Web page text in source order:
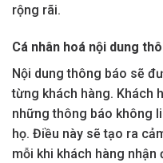
rộng rãi.
Cá nhân hoá nội dung
Nội dung thông báo sẽ
từng khách hàng. Khách
những thông báo không
họ. Điều này sẽ tạo ra
mỗi khi khách hàng nhận